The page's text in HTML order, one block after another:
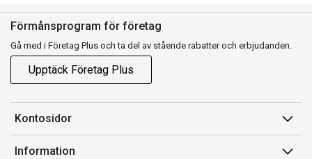
Förmånsprogram för företag
Gå med i Företag Plus och ta del av stående rabatter och erbjudanden.
Upptäck Företag Plus
Kontosidor
Mina sidor
Information